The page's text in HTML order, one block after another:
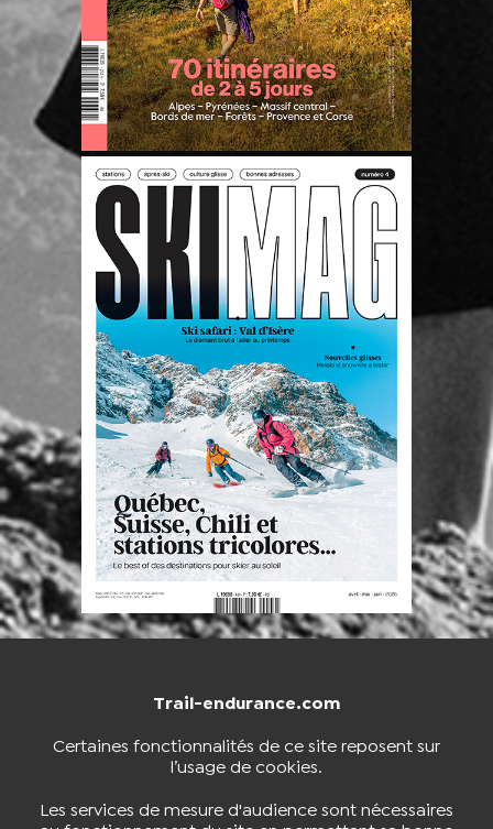
Trail-endurance.com
Certaines fonctionnalités de ce site reposent sur
l’usage de cookies.
Les services de mesure d'audience sont nécessaires
NOUS CONTACTER BOUTIQUE